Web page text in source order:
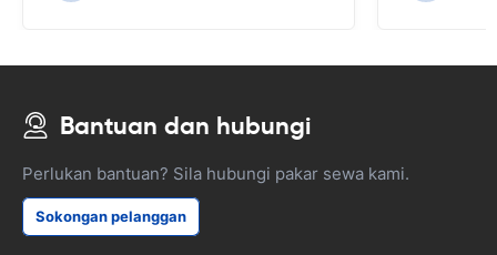
Bantuan dan hubungi
Perlukan bantuan? Sila hubungi pakar sewa kami.
Sokongan pelanggan